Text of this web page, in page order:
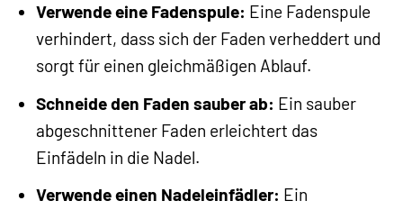
Verwende eine Fadenspule: Eine Fadenspule
verhindert, dass sich der Faden verheddert und
sorgt für einen gleichmäßigen Ablauf.
Schneide den Faden sauber ab: Ein sauber
abgeschnittener Faden erleichtert das
Einfädeln in die Nadel.
Verwende einen Nadeleinfädler: Ein